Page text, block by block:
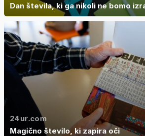
Dan števila, ki ga nikoli ne bomo
24ur.com
Magično število, ki zapira oči